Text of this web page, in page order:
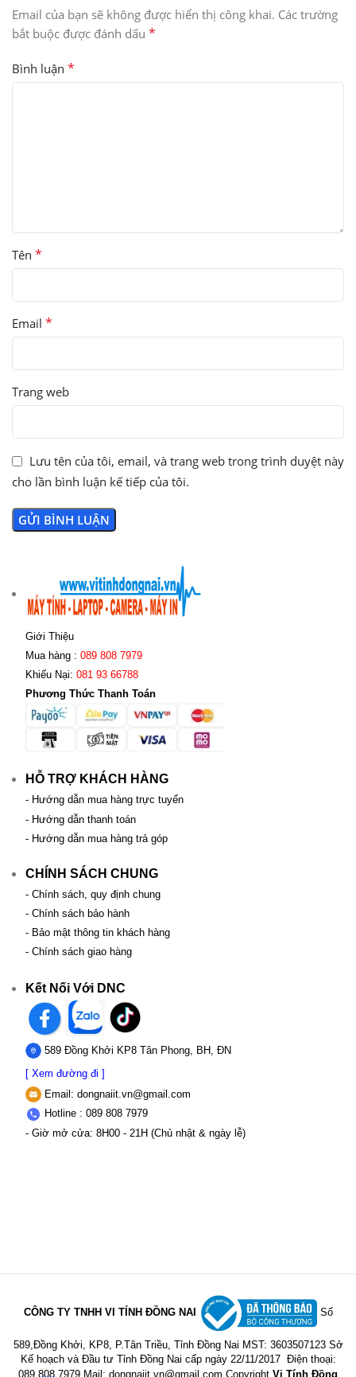
Email của bạn sẽ không được hiển thị công khai. Các trường
bắt buộc được đánh dấu *
Bình luận *
Tên *
Email *
Trang web
Lưu tên của tôi, email, và trang web trong trình duyệt này
cho lần bình luận kế tiếp của tôi.
Giới Thiệu
Mua hàng : 089 808 7979
Khiếu Nại: 081 93 66788
Phương Thức Thanh Toán
HỖ TRỢ KHÁCH HÀNG
- Hướng dẫn mua hàng trực tuyến
- Hướng dẫn thanh toán
- Hướng dẫn mua hàng trả góp
CHÍNH SÁCH CHUNG
- Chính sách, quy định chung
- Chính sách bảo hành
- Bảo mật thông tin khách hàng
- Chính sách giao hàng
Kết Nối Với DNC
589 Đồng Khởi KP8 Tân Phong, BH, ĐN
[ Xem đường đi ]
Email: dongnaiit.vn@gmail.com
Hotline : 089 808 7979
- Giờ mở cửa: 8H00 - 21H (Chủ nhật & ngày lễ)
CÔNG TY TNHH VI TÍNH ĐỒNG NAI Số
589,Đồng Khởi, KP8, P.Tân Triều, Tỉnh Đồng Nai MST: 3603507123 Sở
Kế hoạch và Đầu tư Tỉnh Đồng Nai cấp ngày 22/11/2017 Điện thoại:
089 808 7979 Mail: dongnaiit.vn@gmail.com Copyright Vi Tính Đồng